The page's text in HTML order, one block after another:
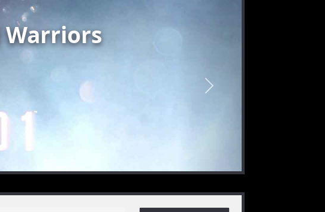
nächstes
Warriors